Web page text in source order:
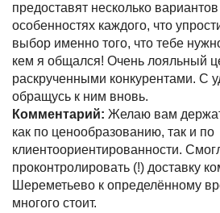
предоставят несколько
особенностях каждого, что
выбор именно того, что тебе
кем я общался! Очень лояльный
раскрученными конкурентами. С
обращусь к ним вновь.
Комментарий: Желаю вам
как по ценообразованию, так и по
клиентоориентированности.
проконтролировать (!) доставку
Шереметьево к определённому
многого стоит.